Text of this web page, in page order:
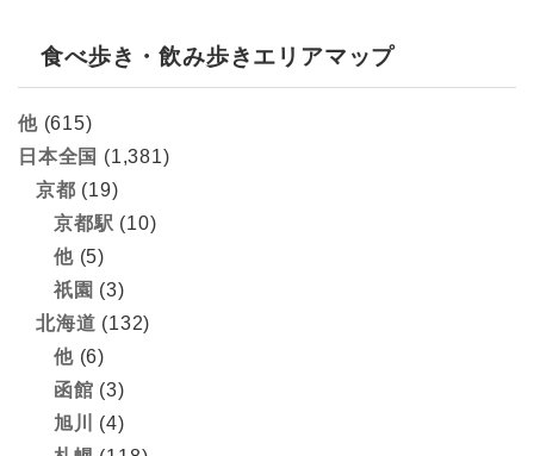
食べ歩き・飲み歩きエリアマップ
他(615)
日本全国 (1,381)
京都 (19)
京都駅 (10)
他(5)
祇園 (3)
北海道 (132)
他(6)
函館 (3)
旭川
(4)